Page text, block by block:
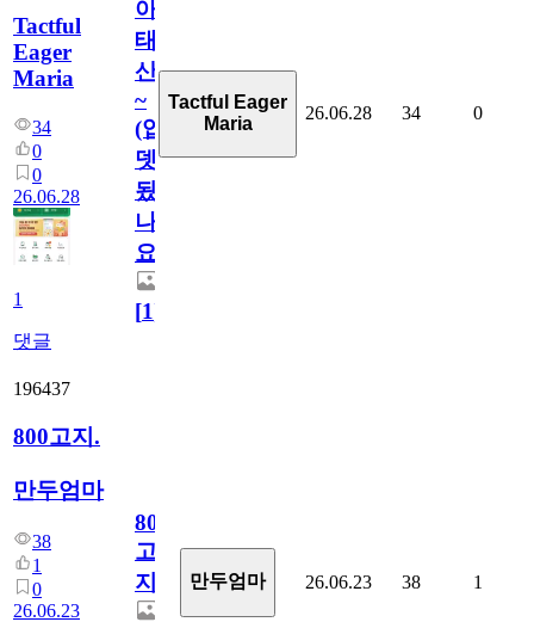
Tactful
Eager
Maria
34
0
0
26.06.28
1
댓글
아
태
산
~
(업
뎃
됬
나
요)
[1]
Tactful Eager
Maria
26.06.28 34 0
196437
800고지.
만두엄마
38
1
0
26.06.23
800
고
지.
만두엄마 26.06.23 38 1